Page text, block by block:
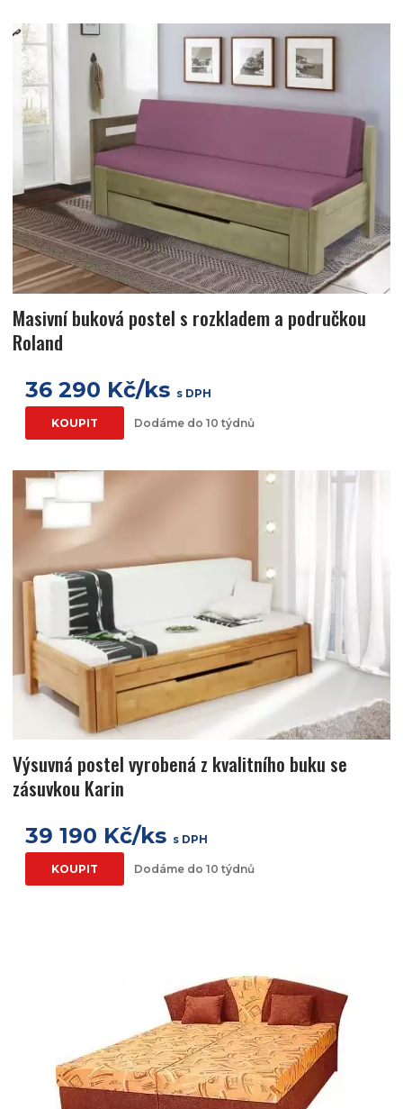
Masivní buková postel s rozkladem a područkou
Roland
36 290 Kč/ks s DPH
KOUPIT Dodáme do 10 týdnů
Výsuvná postel vyrobená z kvalitního buku se
zásuvkou Karin
39 190 Kč/ks s DPH
KOUPIT Dodáme do 10 týdnů